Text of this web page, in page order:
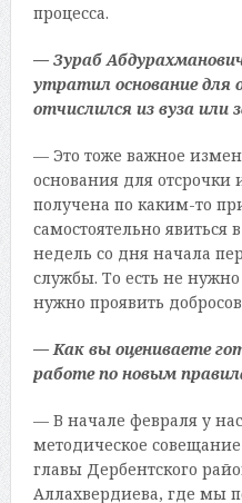
процесса.
— Зураб
утратил основание для
отчислился из вуза или
— Это тоже важное
основания для отсрочки
получена по каким-то
самостоятельно явиться
недель со дня начала
службы. То есть не
нужно проявить
— Как вы оцениваете
работе по новым
— В начале февраля у
методическое
главы Дербентского
Аллахвердиева, где мы